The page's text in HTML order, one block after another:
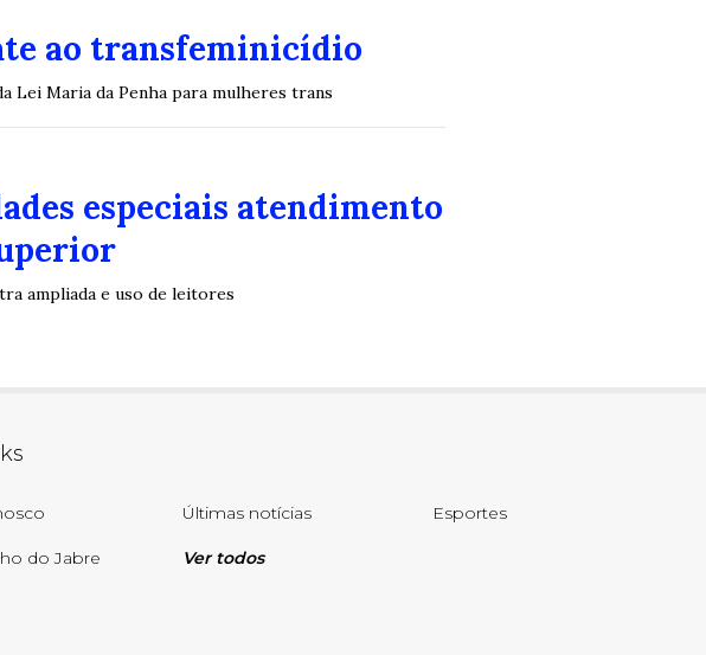
ao transfeminicídio
Lei Maria da Penha para mulheres trans
especiais atendimento
ampliada e uso de leitores
Últimas notícias Esportes
do Jabre Ver todos